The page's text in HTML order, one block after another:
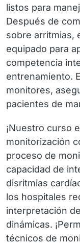
listos para
Después de
sobre arritmias,
equipado para
competencia
entrenamiento.
monitores,
pacientes de
¡Nuestro curso
monitorización
proceso de
capacidad de
disritmias
los hospitales
interpretación
dinámicas.
técnicos de